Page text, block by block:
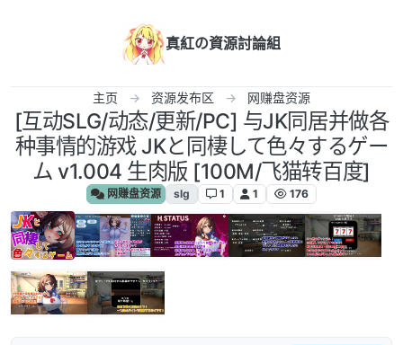
真紅の資源討論組
主页 资源发布区 网赚盘资源
[互动SLG/动态/更新/PC] 与JK同居并做各
种事情的游戏 JKと同棲して色々するゲー
ム v1.004 生肉版 [100M/飞猫转百度]
网赚盘资源 slg 1 1 176